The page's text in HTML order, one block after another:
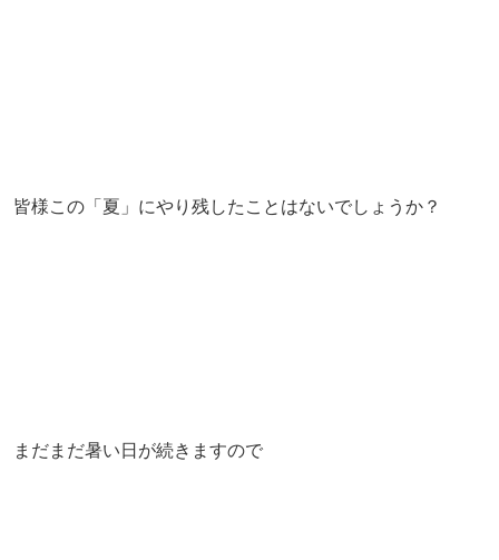
皆様この「夏」にやり残したことはないでしょうか？
まだまだ暑い日が続きますので